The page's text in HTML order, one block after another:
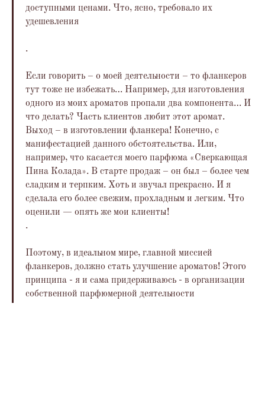
доступными ценами. Что, ясно, требовало их
удешевления
.
Если говорить – о моей деятельности – то фланкеров
тут тоже не избежать… Например, для изготовления
одного из моих ароматов пропали два компонента… И
что делать? Часть клиентов любит этот аромат.
Выход – в изготовлении фланкера! Конечно, с
манифестацией данного обстоятельства. Или,
например, что касается моего парфюма «Сверкающая
Пина Колада». В старте продаж – он был – более чем
сладким и терпким. Хоть и звучал прекрасно. И я
сделала его более свежим, прохладным и легким. Что
оценили — опять же мои клиенты!
.
Поэтому, в идеальном мире, главной миссией
фланкеров, должно стать улучшение ароматов! Этого
принципа - я и сама придерживаюсь - в организации
собственной парфюмерной деятельности